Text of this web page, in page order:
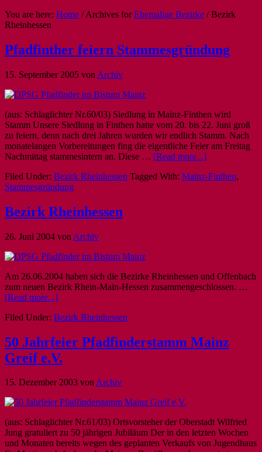
You are here: Home /Archives forEhemalige Bezirke /Bezirk
Rheinhessen
Pfadfinther feiern Stammesgründung
15. September 2005 von Archiv
(aus: Schlaglichter Nr.60/03) Siedlung in Mainz-Finthen wird
Stamm Unsere Siedlung in Finthen hatte vom 20. bis 22. Juni groß
zu feiern, denn nach drei Jahren wurden wir endlich Stamm. Nach
monatelangen Vorbereitungen fing die eigentliche Feier am Freitag
Nachmittag stammesintern an. Diese … [Read more...]
Filed Under: Bezirk Rheinhessen Tagged With: Mainz-Finthen,
Stammesgründung
Bezirk Rheinhessen
26. Juni 2004 von Archiv
Am 26.06.2004 haben sich die Bezirke Rheinhessen und Offenbach
zum neuen Bezirk Rhein-Main-Hessen zusammengeschlossen. …
[Read more...]
Filed Under: Bezirk Rheinhessen
50 Jahrfeier Pfadfinderstamm Mainz
Greif e.V.
15. Dezember 2003 vonArchiv
(aus: Schlaglichter Nr.61/03) Ortsvorsteher der Oberstadt Wilfried
Jung gratuliert zu 50 jährigen Jubiläum Der in den letzten Wochen
und Monaten bereits wegen des geplanten Verkaufs von Jugendhaus